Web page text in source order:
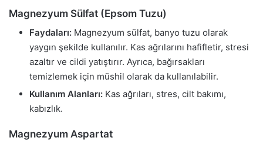
Magnezyum Sülfat (Epsom Tuzu)
Faydaları: Magnezyum sülfat, banyo tuzu olarak
yaygın şekilde kullanılır. Kas ağrılarını hafifletir, stresi
azaltır ve cildi yatıştırır. Ayrıca, bağırsakları
temizlemek için müshil olarak da kullanılabilir.
Kullanım Alanları: Kas ağrıları, stres, cilt bakımı,
kabızlık.
Magnezyum Aspartat